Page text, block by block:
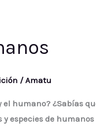
/Amatu
humano? ¿Sabías
especies de